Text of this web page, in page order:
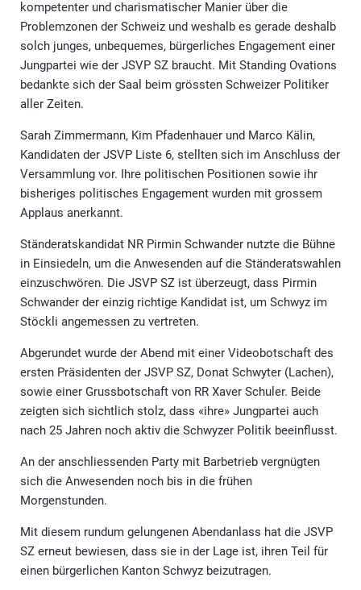
kompetenter und charismatischer Manier über die
Problemzonen der Schweiz und weshalb es gerade deshalb
solch junges, unbequemes, bürgerliches Engagement einer
Jungpartei wie der JSVP SZ braucht. Mit Standing Ovations
bedankte sich der Saal beim grössten Schweizer Politiker
aller Zeiten.
Sarah Zimmermann, Kim Pfadenhauer und Marco Kälin,
Kandidaten der JSVP Liste 6, stellten sich im Anschluss der
Versammlung vor. Ihre politischen Positionen sowie ihr
bisheriges politisches Engagement wurden mit grossem
Applaus anerkannt.
Ständeratskandidat NR Pirmin Schwander nutzte die Bühne
in Einsiedeln, um die Anwesenden auf die Ständeratswahlen
einzuschwören. Die JSVP SZ ist überzeugt, dass Pirmin
Schwander der einzig richtige Kandidat ist, um Schwyz im
Stöckli angemessen zu vertreten.
Abgerundet wurde der Abend mit einer Videobotschaft des
ersten Präsidenten der JSVP SZ, Donat Schwyter (Lachen),
sowie einer Grussbotschaft von RR Xaver Schuler. Beide
zeigten sich sichtlich stolz, dass «ihre» Jungpartei auch
nach 25 Jahren noch aktiv die Schwyzer Politik beeinflusst.
An der anschliessenden Party mit Barbetrieb vergnügten
sich die Anwesenden noch bis in die frühen
Morgenstunden.
Mit diesem rundum gelungenen Abendanlass hat die JSVP
SZ erneut bewiesen, dass sie in der Lage ist, ihren Teil für
einen bürgerlichen Kanton Schwyz beizutragen.